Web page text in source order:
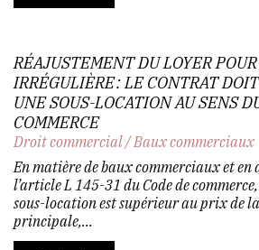
RÉAJUSTEMENT DU LOYER
IRRÉGULIÈRE : LE CONTRAT
UNE SOUS-LOCATION AU SENS
COMMERCE
Droit commercial/Baux commerciaux
En matière de baux commerciaux et
l’article L 145-31 du Code de
sous-location est supérieur au prix de
principale,...